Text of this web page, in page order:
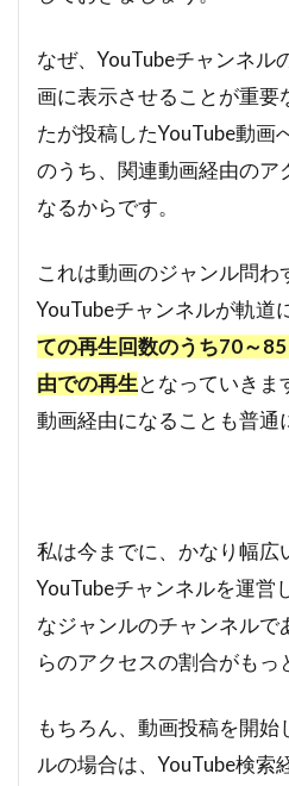
なぜ、YouTubeチャンネル
画に表示させることが重要
たが投稿したYouTube動画
のうち、関連動画経由のア
なるからです。
これは動画のジャンル問わ
YouTubeチャンネルが軌道
ての再生回数のうち70～
由での再生となっていきま
動画経由になることも普通
私は今までに、かなり幅広
YouTubeチャンネルを運営
なジャンルのチャンネルで
らのアクセスの割合がもっ
もちろん、動画投稿を開
ルの場合は、YouTube検索